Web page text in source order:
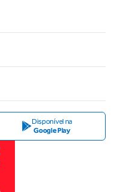
Disponível na
Google Play